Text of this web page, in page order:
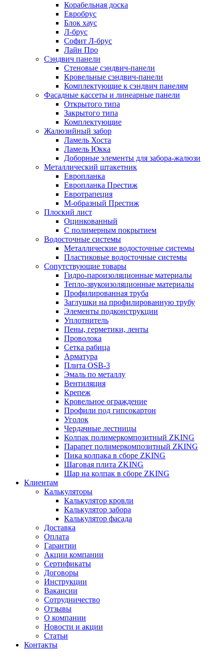
Корабельная доска
Евробрус
Блок хаус
Л-брус
Софит Л-брус
Лайн Про
Сэндвич панели
Стеновые сэндвич-панели
Кровельные сэндвич-панели
Комплектующие к сэндвич панелям
Фасадные кассеты и линеарные панели
Открытого типа
Закрытого типа
Комплектующие
Жалюзийный забор
Ламель Хоста
Ламель Юкка
Доборные элементы для забора-жалюзи
Металлический штакетник
Европланка
Европланка Престиж
Евротрапеция
М-образный Престиж
Плоский лист
Оцинкованный
С полимерным покрытием
Водосточные системы
Металлические водосточные системы
Пластиковые водосточные системы
Сопутствующие товары
Гидро-пароизоляционные материалы
Тепло-звукоизоляционные материалы
Профилированная труба
Заглушки на профилированную трубу
Элементы подконструкции
Уплотнитель
Пены, герметики, ленты
Проволока
Сетка рабица
Арматура
Плита OSB-3
Эмаль по металлу
Вентиляция
Крепеж
Кровельное ограждение
Профили под гипсокартон
Уголок
Чердачные лестницы
Колпак полимеркомпозитный ZKING
Парапет полимеркомпозитный ZKING
Пика колпака в сборе ZKING
Шаговая плита ZKING
Шар на колпак в сборе ZKING
Клиентам
Калькуляторы
Калькулятор кровли
Калькулятор забора
Калькулятор фасада
Доставка
Оплата
Гарантии
Акции компании
Сертификаты
Договоры
Инструкции
Вакансии
Сотрудничество
Отзывы
О компании
Новости и акции
Статьи
Контакты